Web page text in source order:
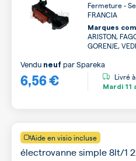
Fermeture -
FRANCIA
Marques
ARISTON,
GORENJE,
6,56 €
Vendu neuf parSpareka
Livré
Mardi 11
Aide en visio incluse
électrovanne simple 8lt/1